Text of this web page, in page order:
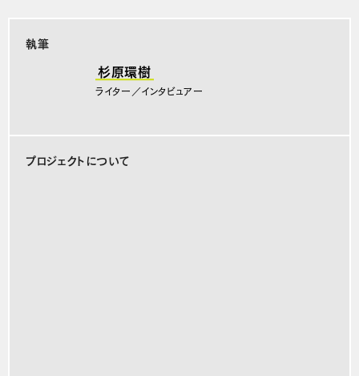
執筆
杉原環樹
ライター／インタビュアー
プロジェクトについて